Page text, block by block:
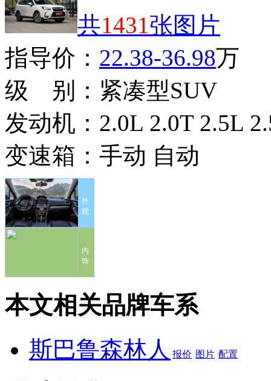
共1431张图片
指导价： 22.38-36.98万
级 别： 紧凑型SUV
发动机： 2.0L 2.0T 2.5L
变速箱： 手动 自动
外
观
内
饰
本文相关品牌车系
斯巴鲁森林人 报价 图片 配置